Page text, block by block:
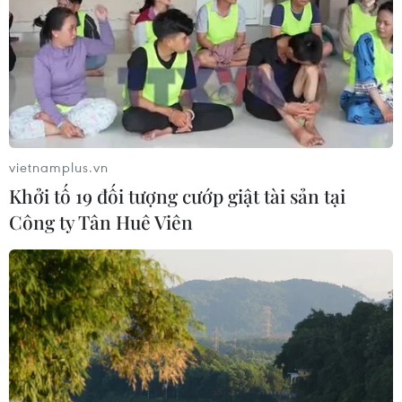
05/08/2026 11:00
Đồng Nai phát hiện 7 cơ sở nuôi lợn
"vỗ béo" sử dụng chất cấm
05/08/2026 04:59
Mùa dâu Hạ Châu - trái cây
đặc sản của vùng đất Tây Đô
05/08/2026 03:42
Thành phố Hồ Chí Minh siết kiểm
soát chặt chẽ thực phẩm tại các chợ
đầu mối
vietnamplus.vn
Khởi tố 19 đối tượng cướp giật tài sản tại
Công ty Tân Huê Viên